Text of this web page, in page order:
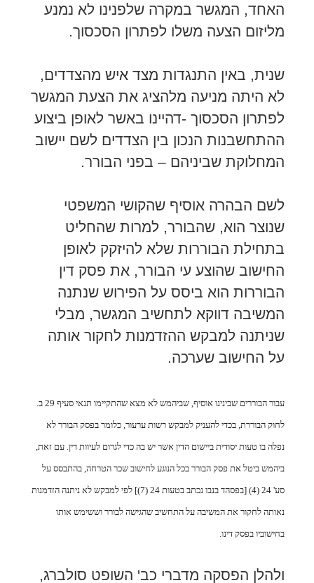
האחד, המגשר במקרה שלפנינו לא נמנע
מליזום הצעה משלו לפתרון הסכסוך.
שנית, באין התנגדות מצד איש מהצדדים,
לא היתה מניעה מלהציג את הצעת המגשר
לפתרון הסכסוך -דהיינו באשר לאופן ביצוע
ההתחשבנות הנכון בין הצדדים לשם יישוב
המחלוקת שביניהם – בפני הבורר.
לשם הבהרה אוסיף שהקושי המשפטי
שנוצר הוא, שהבורר, למרות שהחליט
בתחילת הבוררות שלא להיזקק לאופן
החישוב שהוצע עי הבורר, את פסק דין
הבוררות הוא ביסס על הפירוש שנתנה
המשיבה דווקא לתחשיב המגשר, מבלי
שניתנה למבקש ההזדמנות לחקור אותה
על החישוב שערכה.
עבור הבוררים שבינינו אוסיף, שביהמש לא מצא שהתקיימו תנאי סעיף 29 ב.
לחוק הבוררת, בכדי להעניק למבקש רשות ערעור, כלומר בפסק הבורר לא
נפלה בו טעות יסודית ביישום הדין אשר יש בה כדי לגרום לעיוות דין. עם זאת,
ביהמש ביטל את פסק הבורר בכל הנוגע לחישוב שכר הטרחה, בהתבסס על
סע' 24 (4) [בפסהד בנבו נכתב בטעות 24 (7)] לפי למבקש לא ניתנה הזדמנות
נאותה לחקור את המשיבה על התחשיב שהגישה לבורר וששימש אותו
בחישוביו בפסק דינו.
ולהלן הפסקה מדברי כב' השופט סולברג,